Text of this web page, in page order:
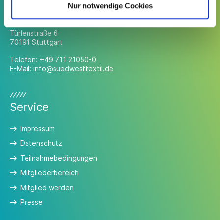
Nur notwendige Cookies
Türlenstraße 6
70191 Stuttgart
Telefon: +49 711 21050-0
E-Mail: info@suedwesttextil.de
Service
Impressum
Datenschutz
Teilnahmebedingungen
Mitgliederbereich
Mitglied werden
Presse